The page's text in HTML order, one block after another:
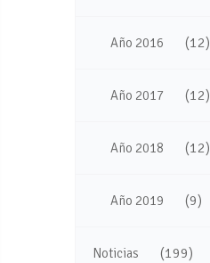
Año 2016 (12)
Año 2017 (12)
Año 2018 (12)
Año 2019 (9)
Noticias (199)